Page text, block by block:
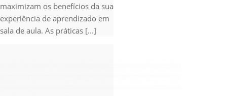
maximizam os benefícios da sua
experiência de aprendizado em
sala de aula. As práticas [...]